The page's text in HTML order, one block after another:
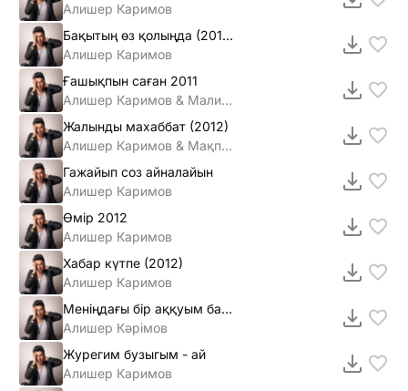
Алишер Каримов
Бақытың өз қолыңда (2012)
Алишер Каримов
Ғашықпын саған 2011
Алишер Каримов & Малика
Жалынды махаббат (2012)
Алишер Каримов & Мақпал Жүнiсова
Гажайып соз айналайын
Алишер Каримов
Өмiр 2012
Алишер Каримов
Хабар күтпе (2012)
Алишер Каримов
Меніңдағы бір аққуым бар шығар
Алишер Кәрімов
Журегим бузыгым - ай
Алишер Каримов